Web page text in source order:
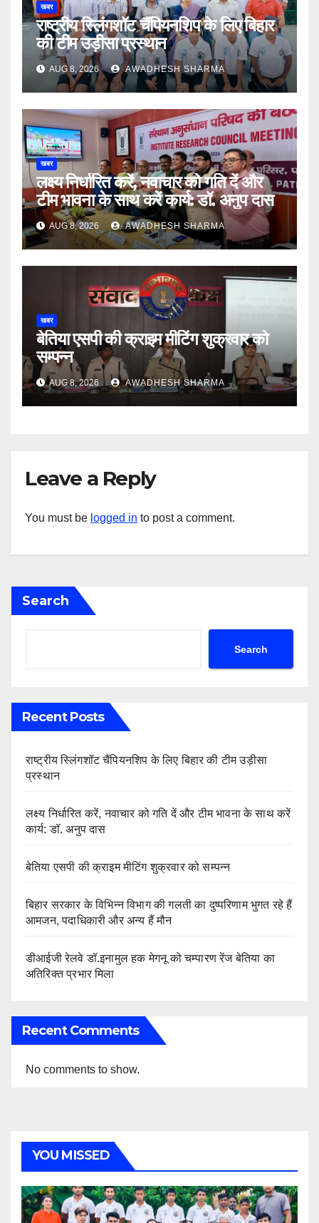
खबर
राष्ट्रीय स्लिंगशॉट चैंपियनशिप के लिए बिहार
की टीम उड़ीसा प्रस्थान
AUG 8, 2026 AWADHESH SHARMA
खबर
लक्ष्य निर्धारित करें, नवाचार को गति दें और
टीम भावना के साथ करें कार्य: डॉ. अनुप दास
AUG 8, 2026 AWADHESH SHARMA
खबर
बेतिया एसपी की क्राइम मीटिंग शुक्रवार को
सम्पन्न
AUG 8, 2026 AWADHESH SHARMA
Leave a Reply
You must be logged in to post a comment.
Search
Search
Recent Posts
राष्ट्रीय स्लिंगशॉट चैंपियनशिप के लिए बिहार की टीम उड़ीसा
प्रस्थान
लक्ष्य निर्धारित करें, नवाचार को गति दें और टीम भावना के साथ करें
कार्य: डॉ. अनुप दास
बेतिया एसपी की क्राइम मीटिंग शुक्रवार को सम्पन्न
बिहार सरकार के विभिन्न विभाग की गलती का दुष्परिणाम भुगत रहे हैं
आमजन, पदाधिकारी और अन्य हैं मौन
डीआईजी रेलवे डॉ.इनामुल हक मेगनू को चम्पारण रेंज बेतिया का
अतिरिक्त प्रभार मिला
Recent Comments
No comments to show.
YOU MISSED